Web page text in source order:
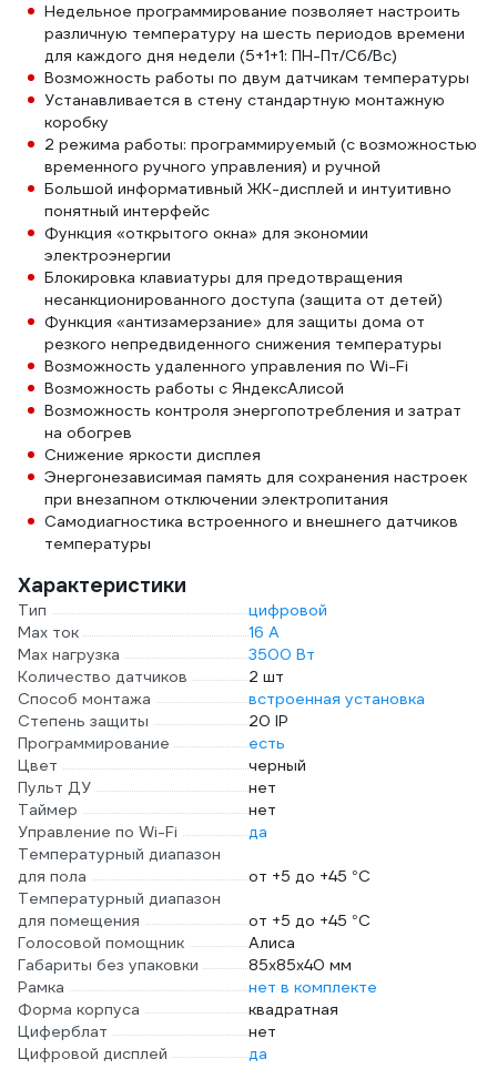
Недельное программирование позволяет настроить
различную температуру на шесть периодов времени
для каждого дня недели (5+1+1: ПН-Пт/Сб/Вс)
Возможность работы по двум датчикам температуры
Устанавливается в стену стандартную монтажную
коробку
2 режима работы: программируемый (с возможностью
временного ручного управления) и ручной
Большой информативный ЖК-дисплей и интуитивно
понятный интерфейс
Функция «открытого окна» для экономии
электроэнергии
Блокировка клавиатуры для предотвращения
несанкционированного доступа (защита от детей)
Функция «антизамерзание» для защиты дома от
резкого непредвиденного снижения температуры
Возможность удаленного управления по Wi-Fi
Возможность работы с ЯндексАлисой
Возможность контроля энергопотребления и затрат
на обогрев
Снижение яркости дисплея
Энергонезависимая память для сохранения настроек
при внезапном отключении электропитания
Самодиагностика встроенного и внешнего датчиков
температуры
Характеристики
Тип
цифровой
Max ток
16 А
Max нагрузка
3500 Вт
Количество датчиков
2 шт
Способ монтажа
встроенная установка
Степень защиты
20 IP
Программирование
есть
Цвет
черный
Пульт ДУ
нет
Таймер
нет
Управление по Wi-Fi
да
Температурный диапазон
для пола
от +5 до +45 °С
Температурный диапазон
для помещения
от +5 до +45 °С
Голосовой помощник
Алиса
Габариты без упаковки
85х85х40 мм
Рамка
нет в комплекте
Форма корпуса
квадратная
Циферблат
нет
Цифровой дисплей
да